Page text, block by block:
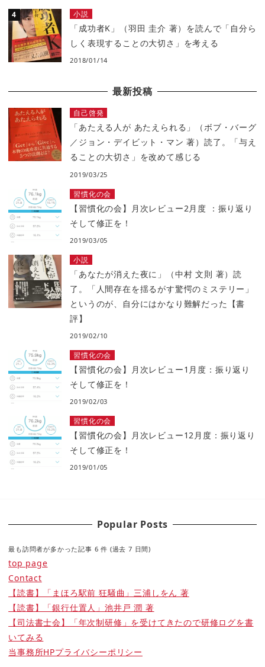
小説
「成功者K」（羽田 圭介 著）を読んで「自分ら
しく表現することの大切さ」を考える
2018/01/14
最新投稿
自己啓発
「あたえる人が あたえられる」（ボブ・バーグ
／ジョン・デイビット・マン 著）読了。「与え
ることの大切さ」を改めて感じる
2019/03/25
習慣化の会
【習慣化の会】月次レビュー2月度 ：振り返り
そして修正を！
2019/03/05
小説
「あなたが消えた夜に」（中村 文則 著）読
了。「人間存在を揺るがす驚愕のミステリー」
というのが、自分にはかなり難解だった【書
評】
2019/02/10
習慣化の会
【習慣化の会】月次レビュー1月度：振り返り
そして修正を！
2019/02/03
習慣化の会
【習慣化の会】月次レビュー12月度：振り返り
そして修正を！
2019/01/05
Popular Posts
最も訪問者が多かった記事 6 件 (過去 7 日間)
top page
Contact
【読書】「まほろ駅前 狂騒曲」三浦しをん 著
【読書】「銀行仕置人」池井戸 潤 著
【司法書士会】「年次制研修」を受けてきたので研修ログを書
いてみる
当事務所HPプライバシーポリシー